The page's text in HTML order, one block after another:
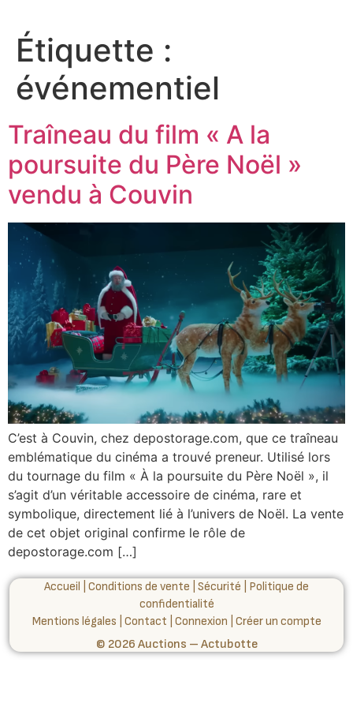
Étiquette :
événementiel
Traîneau du film « A la
poursuite du Père Noël »
vendu à Couvin
C’est à Couvin, chez depostorage.com, que ce traîneau
emblématique du cinéma a trouvé preneur. Utilisé lors
du tournage du film « À la poursuite du Père Noël », il
s’agit d’un véritable accessoire de cinéma, rare et
symbolique, directement lié à l’univers de Noël. La vente
de cet objet original confirme le rôle de
depostorage.com […]
Accueil Conditions de vente Sécurité
Politique de
confidentialité
Mentions légales Contact Connexion Créer un compte
© 2026 Auctions – Actubotte